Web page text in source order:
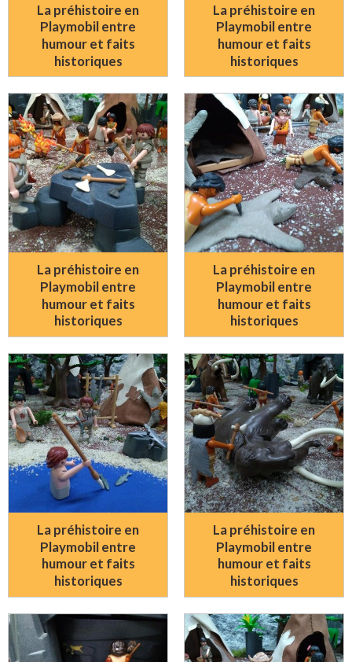
La préhistoire en
Playmobil entre
humour et faits
historiques
La préhistoire en
Playmobil entre
humour et faits
historiques
La préhistoire en
Playmobil entre
humour et faits
historiques
La préhistoire en
Playmobil entre
humour et faits
historiques
La préhistoire en
Playmobil entre
humour et faits
historiques
La préhistoire en
Playmobil entre
humour et faits
historiques